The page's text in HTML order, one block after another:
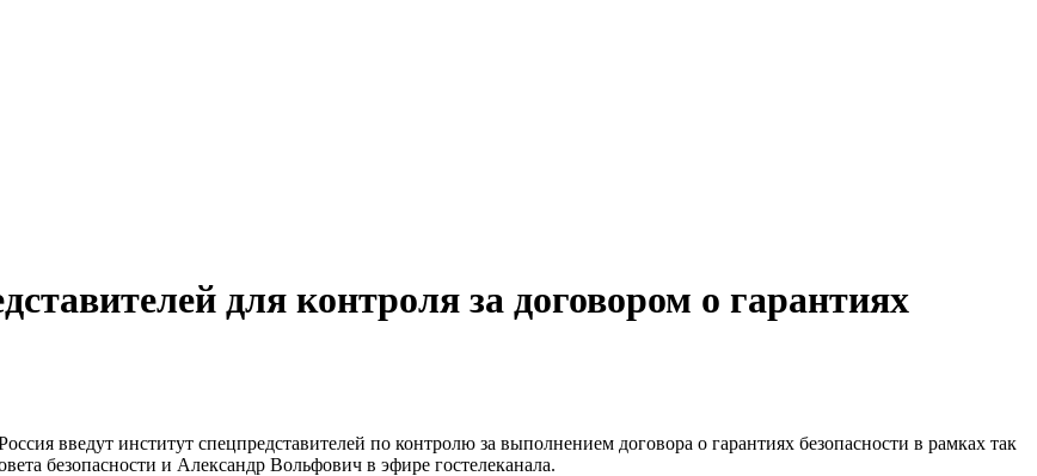
для контроля за договором о гарантиях
введут институт спецпредставителей по контролю за выполнением договора о гарантиях безопасности в рамках так
безопасности и Александр Вольфович в эфире гостелеканала.